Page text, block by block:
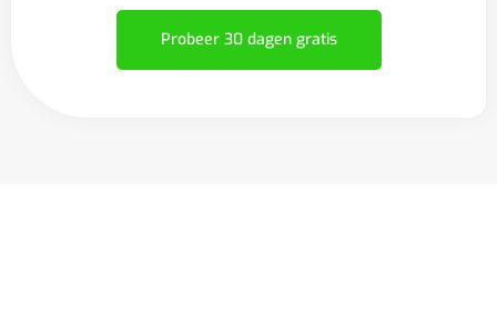
Probeer 30 dagen gratis